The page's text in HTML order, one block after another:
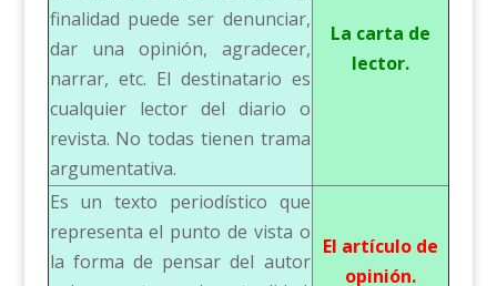
finalidad puede ser denunciar,
dar una opinión, agradecer,
narrar, etc. El destinatario es
cualquier lector del diario o
revista. No todas tienen trama
argumentativa.
La carta de
lector.
Es un texto periodístico que
representa el punto de vista o
la forma de pensar del autor
El artículo de
opinión.